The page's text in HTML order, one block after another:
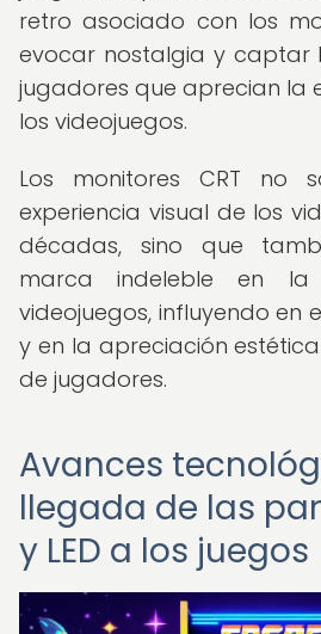
retro asociado con los
evocar nostalgia y captar
jugadores que aprecian la
los videojuegos.
Los monitores CRT no
experiencia visual de los
décadas, sino que
marca indeleble en
videojuegos, influyendo en
y en la apreciación
de jugadores.
Avances
llegada de las
y LED a los juegos